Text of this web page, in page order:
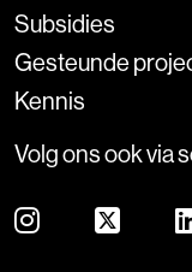
Subsidies
Gesteunde
Kennis
Volg ons ook via